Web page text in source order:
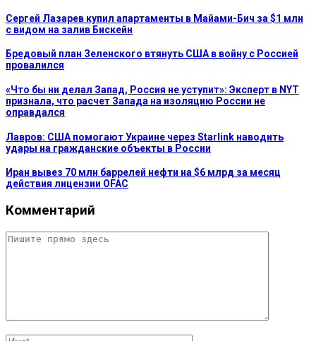
Сергей Лазарев купил апартаменты в Майами-Бич за $1 млн
с видом на залив Бискейн
Бредовый план Зеленского втянуть США в войну с Россией
провалился
«Что бы ни делал Запад, Россия не уступит»: Эксперт в NYT
признала, что расчет Запада на изоляцию России не
оправдался
Лавров: США помогают Украине через Starlink наводить
удары на гражданские объекты в России
Иран вывез 70 млн баррелей нефти на $6 млрд за месяц
действия лицензии OFAC
Комментарий